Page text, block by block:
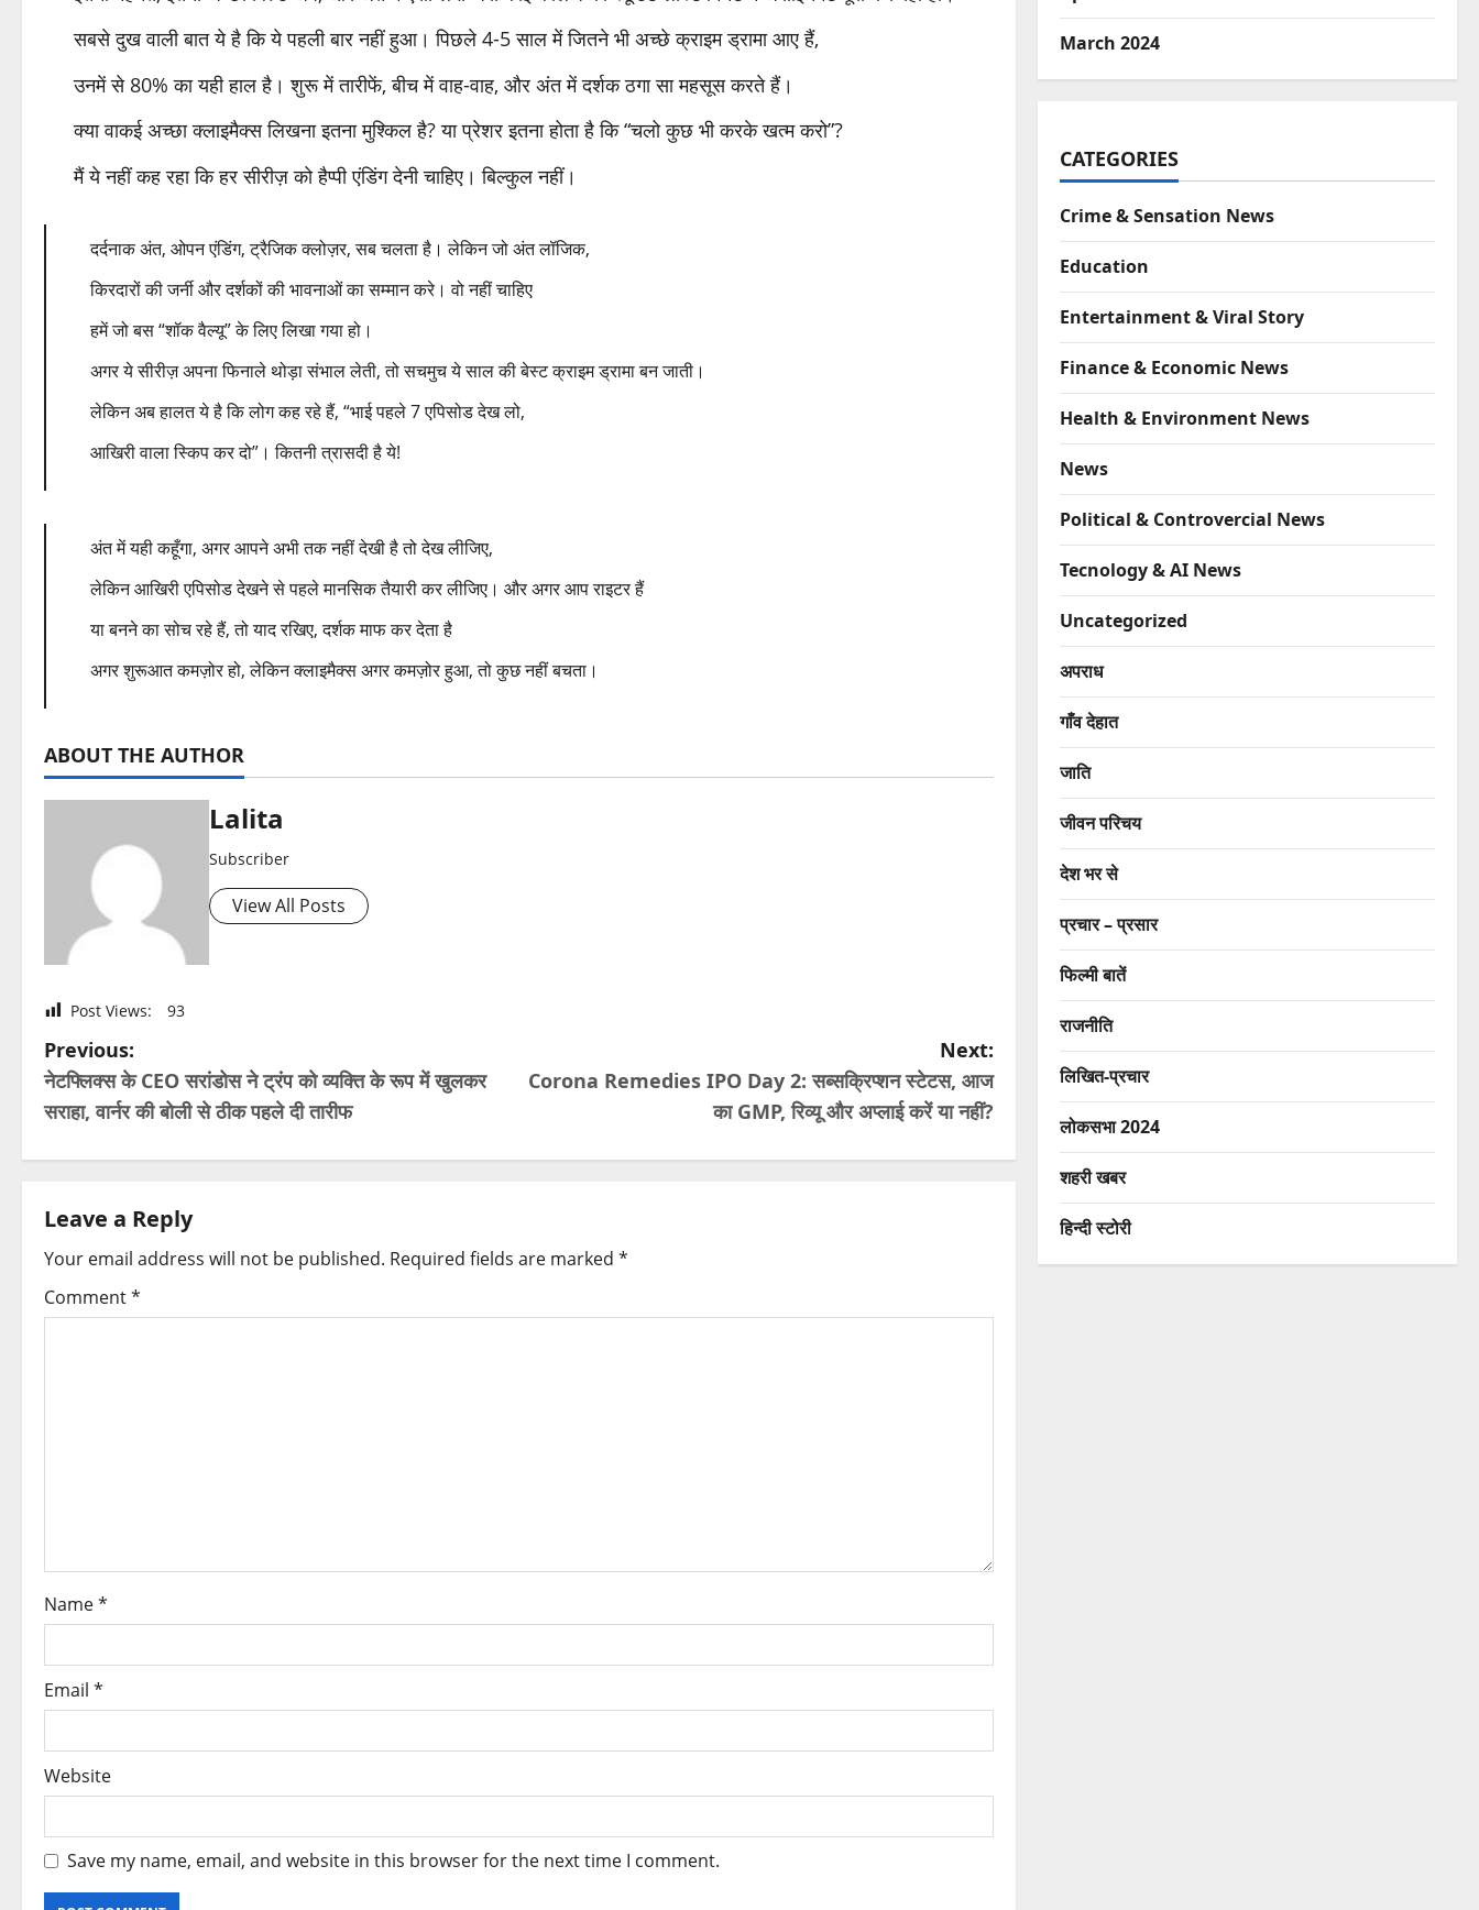
सबसे दुख वाली बात ये है कि ये पहली बार नहीं हुआ। पिछले 4-5 साल में जितने भी अच्छे क्राइम ड्रामा आए हैं,
उनमें से 80% का यही हाल है। शुरू में तारीफें, बीच में वाह-वाह, और अंत में दर्शक ठगा सा महसूस करते हैं।
क्या वाकई अच्छा क्लाइमैक्स लिखना इतना मुश्किल है? या प्रेशर इतना होता है कि “चलो कुछ भी करके खत्म करो”?
मैं ये नहीं कह रहा कि हर सीरीज़ को हैप्पी एंडिंग देनी चाहिए। बिल्कुल नहीं।
दर्दनाक अंत, ओपन एंडिंग, ट्रैजिक क्लोज़र, सब चलता है। लेकिन जो अंत लॉजिक,
किरदारों की जर्नी और दर्शकों की भावनाओं का सम्मान करे। वो नहीं चाहिए
हमें जो बस “शॉक वैल्यू” के लिए लिखा गया हो।
अगर ये सीरीज़ अपना फिनाले थोड़ा संभाल लेती, तो सचमुच ये साल की बेस्ट क्राइम ड्रामा बन जाती।
लेकिन अब हालत ये है कि लोग कह रहे हैं, “भाई पहले 7 एपिसोड देख लो,
आखिरी वाला स्किप कर दो”। कितनी त्रासदी है ये!
अंत में यही कहूँगा, अगर आपने अभी तक नहीं देखी है तो देख लीजिए,
लेकिन आखिरी एपिसोड देखने से पहले मानसिक तैयारी कर लीजिए। और अगर आप राइटर हैं
या बनने का सोच रहे हैं, तो याद रखिए, दर्शक माफ कर देता है
अगर शुरूआत कमज़ोर हो, लेकिन क्लाइमैक्स अगर कमज़ोर हुआ, तो कुछ नहीं बचता।
ABOUT THE AUTHOR
Lalita
Subscriber
View All Posts
Post Views: 93
P
o
s
n
a
v
i
o
n
Previous:
नेटफ्लिक्स के CEO सरांडोस ने ट्रंप को व्यक्ति के रूप में खुलकर
सराहा, वार्नर की बोली से ठीक पहले दी तारीफ
Next:
Corona Remedies IPO Day 2: सब्सक्रिप्शन स्टेटस, आज
का GMP, रिव्यू और अप्लाई करें या नहीं?
Leave a Reply
Your email address will not be published. Required fields are marked *
Comment*
Name*
Email *
Website
Save my name, email, and website in this browser for the next time I comment.
March 2024
CATEGORIES
Crime & Sensation News
Education
Entertainment & Viral Story
Finance & Economic News
Health & Environment News
News
Political & Controvercial News
Tecnology & AI News
Uncategorized
अपराध
गाँव देहात
जाति
जीवन परिचय
देश भर से
प्रचार – प्रसार
फिल्मी बातें
राजनीति
लिखित-प्रचार
लोकसभा 2024
शहरी खबर
हिन्दी स्टोरी